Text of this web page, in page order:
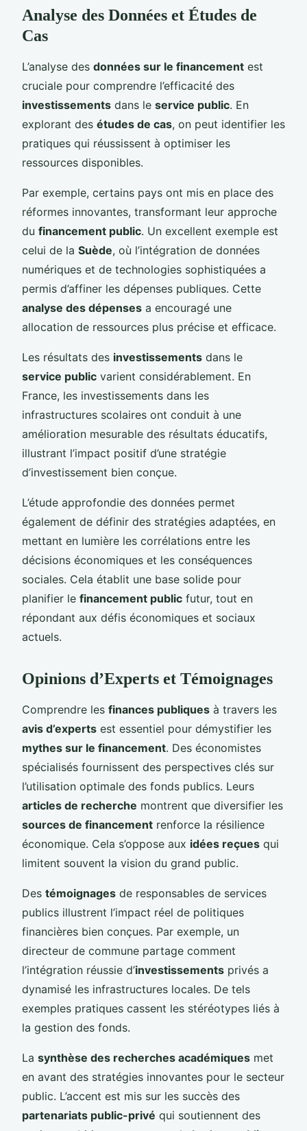
Analyse des Données et Études de
Cas
L’analyse des données sur le financement est
cruciale pour comprendre l’efficacité des
investissements dans le service public. En
explorant des études de cas, on peut identifier les
pratiques qui réussissent à optimiser les
ressources disponibles.
Par exemple, certains pays ont mis en place des
réformes innovantes, transformant leur approche
du financement public. Un excellent exemple est
celui de la Suède, où l’intégration de données
numériques et de technologies sophistiquées a
permis d’affiner les dépenses publiques. Cette
analyse des dépenses a encouragé une
allocation de ressources plus précise et efficace.
Les résultats des investissements dans le
service public varient considérablement. En
France, les investissements dans les
infrastructures scolaires ont conduit à une
amélioration mesurable des résultats éducatifs,
illustrant l’impact positif d’une stratégie
d’investissement bien conçue.
L’étude approfondie des données permet
également de définir des stratégies adaptées, en
mettant en lumière les corrélations entre les
décisions économiques et les conséquences
sociales. Cela établit une base solide pour
planifier le financement public futur, tout en
répondant aux défis économiques et sociaux
actuels.
Opinions d’Experts et Témoignages
Comprendre les finances publiques à travers les
avis d’experts est essentiel pour démystifier les
mythes sur le financement. Des économistes
spécialisés fournissent des perspectives clés sur
l’utilisation optimale des fonds publics. Leurs
articles de recherche montrent que diversifier les
sources de financement renforce la résilience
économique. Cela s’oppose aux idées reçues qui
limitent souvent la vision du grand public.
Des témoignages de responsables de services
publics illustrent l’impact réel de politiques
financières bien conçues. Par exemple, un
directeur de commune partage comment
l’intégration réussie d’investissements privés a
dynamisé les infrastructures locales. De tels
exemples pratiques cassent les stéréotypes liés à
la gestion des fonds.
La synthèse des recherches académiques met
en avant des stratégies innovantes pour le secteur
public. L’accent est mis sur les succès des
partenariats public-privé qui soutiennent des